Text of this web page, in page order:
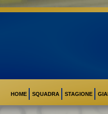
HOME SQUADRA STAGIONE